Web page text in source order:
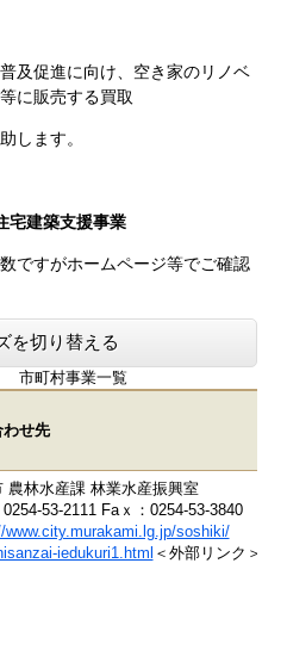
促進に向け、空き家のリノベ
に販売する買取
ます。
宅建築支援事業
すがホームページ等でご確認
を切り替える
市町村事業一覧
わせ先
農林水産課 林業水産振興室
53-2111 Faｘ：0254-53-3840​
www.city.murakami.lg.jp/soshiki/
iedukuri1.html ＜外部リンク＞